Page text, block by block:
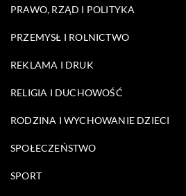
PRAWO, RZĄD I POLITYKA
PRZEMYSŁ I ROLNICTWO
REKLAMA I DRUK
RELIGIA I DUCHOWOŚĆ
RODZINA I WYCHOWANIE DZIECI
SPOŁECZEŃSTWO
SPORT